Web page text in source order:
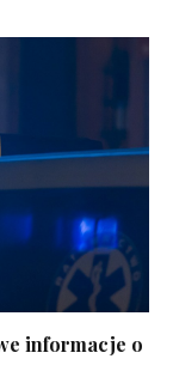
informacje o